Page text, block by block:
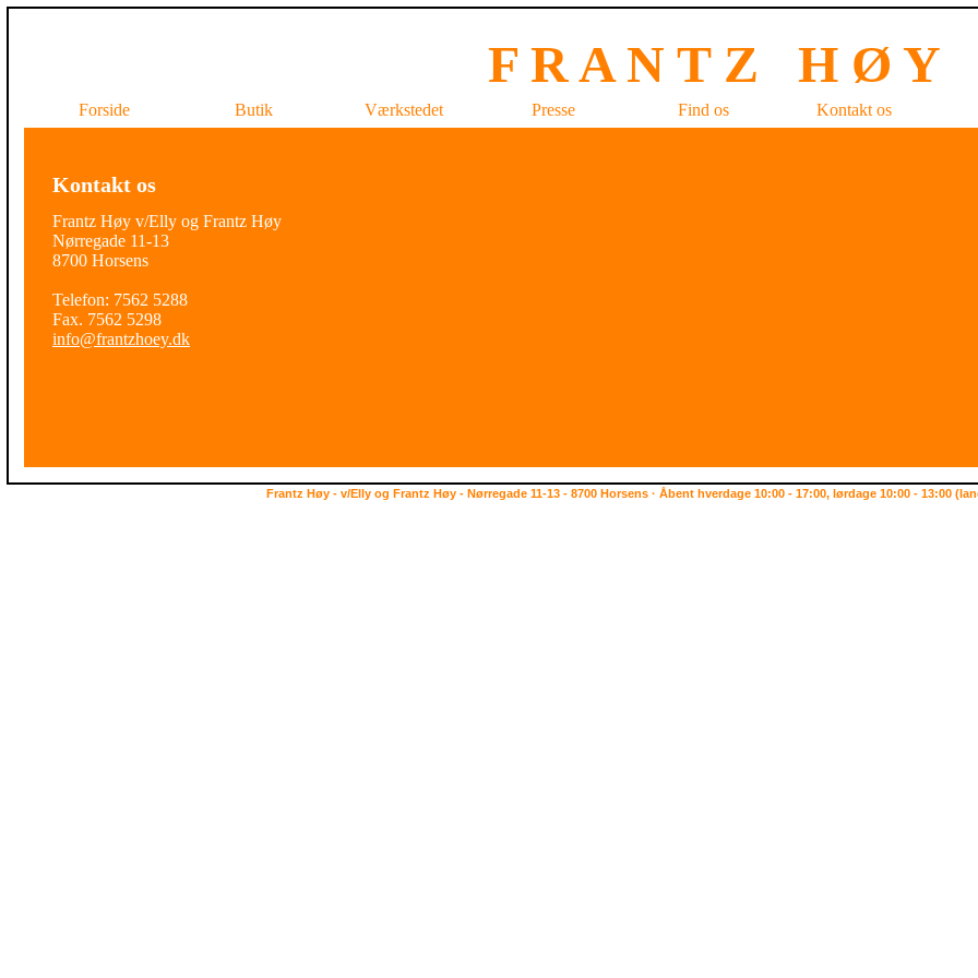
F R A N T Z H Ø
Forside Butik Værkstedet Presse Find os Kontakt os
Kontakt os
Frantz Høy v/Elly og Frantz Høy
Nørregade 11-13
8700 Horsens
Telefon: 7562 5288
Fax. 7562 5298
info@frantzhoey.dk
Frantz Høy - v/Elly og Frantz Høy - Nørregade 11-13 - 8700 Horsens · Åbent hverdage 10:00 - 17:00, lørdage 10:00 - 13:00